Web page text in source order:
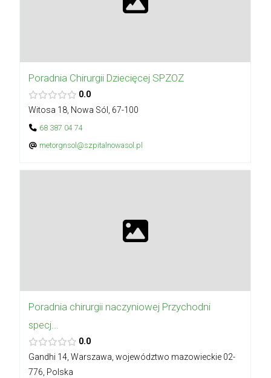
Poradnia Chirurgii Dziecięcej SPZOZ
0.0
Witosa 18, Nowa Sól, 67-100
68 387 04 74
metorgnsol@szpitalnowasol.pl
Poradnia chirurgii naczyniowej Przychodni
specj...
0.0
Gandhi 14, Warszawa, województwo mazowieckie 02-
776, Polska